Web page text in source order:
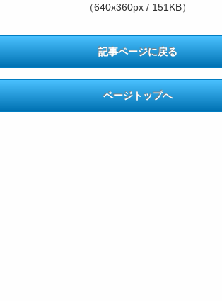
（640x360px / 151KB）
記事ページに戻る
ページトップへ